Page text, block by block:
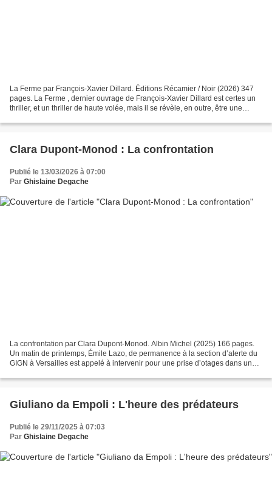
La Ferme par François-Xavier Dillard. Éditions Récamier / Noir (2026) 347
pages. La Ferme , dernier ouvrage de François-Xavier Dillard est certes un
thriller, et un thriller de haute volée, mais il se révèle, en outre, être une
Clara Dupont-Monod : La confrontation
Publié le 13/03/2026 à 07:00
Par Ghislaine Degache
La confrontation par Clara Dupont-Monod. Albin Michel (2025) 166 pages.
Un matin de printemps, Émile Lazo, de permanence à la section d’alerte du
GIGN à Versailles est appelé à intervenir pour une prise d’otages dans une
Giuliano da Empoli : L'heure des prédateurs
Publié le 29/11/2025 à 07:03
Par Ghislaine Degache